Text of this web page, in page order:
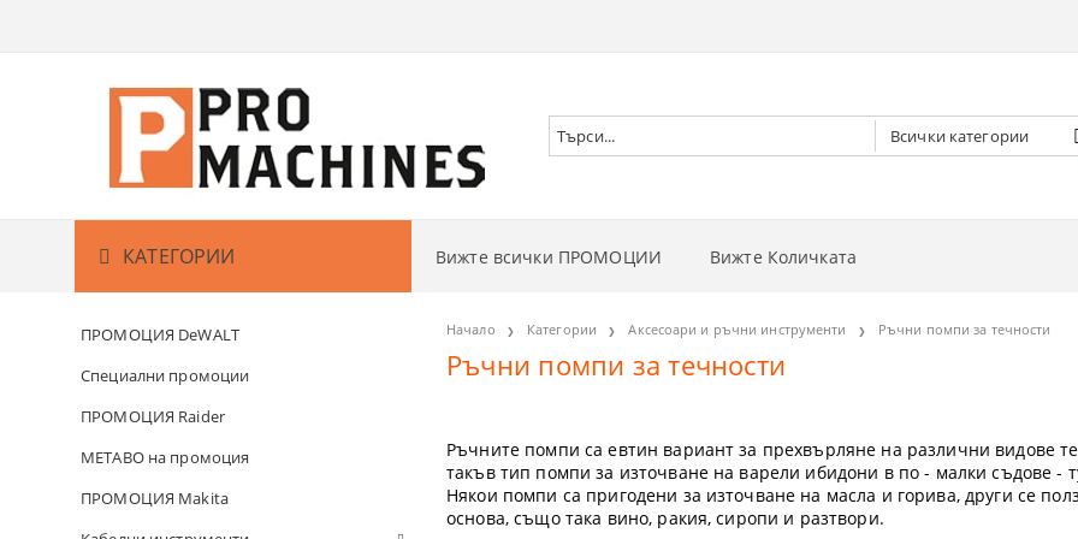
КАТЕГОРИИ
АКУМУЛАТОРНИ ВИНТОВЕРТИ
АКУМУЛАТОРНИ ГАЙКОВЕРТИ
АКУМУЛАТОРНИ ЦИРКУЛЯРИ
Кабелни машини БОРМАШИНИ
ГАЙКОВЕРТИ
Градина
КОСАЧКИ ЗА ТРЕВА
Измервателни уреди ДЕТЕКТОРИ
Вижте всички ПРОМОЦИИ Вижте Количката
ПРОМОЦИЯ DeWALT
Специални промоции
ПРОМОЦИЯ Raider
METABO на промоция
ПРОМОЦИЯ Makita
Начало Категории Аксесоари и ръчни инструменти Ръчни помпи за течности
Ръчни помпи за течности
Ръчните помпи са евтин вариант за прехвърляне на различни видове
такъв тип помпи за източване на варели ибидони в по - малки съдове -
Някои помпи са пригодени за източване на масла и горива, други се
основа, също така вино, ракия, сиропи и разтвори.